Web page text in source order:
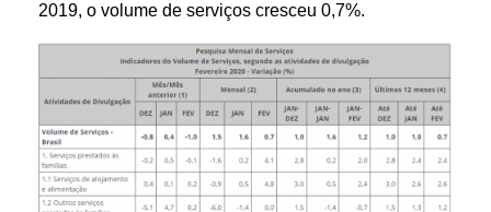
2019, o volume de serviços cresceu 0,7%.